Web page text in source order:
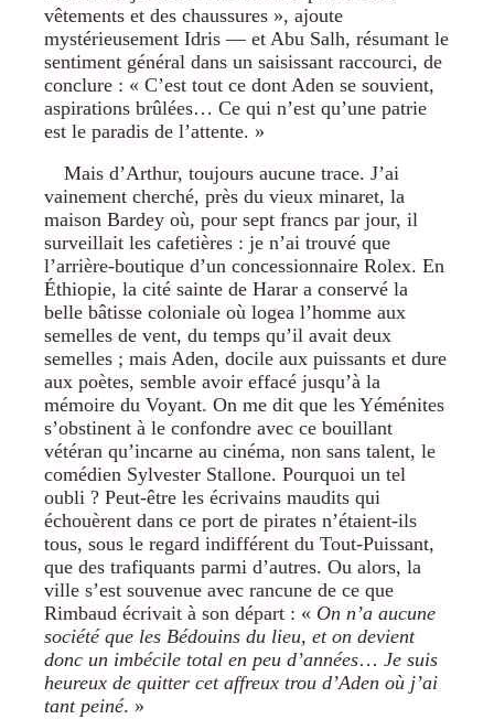
vêtements et des chaussures », ajoute
mystérieusement Idris — et Abu Salh, résumant le
sentiment général dans un saisissant raccourci, de
conclure : « C’est tout ce dont Aden se souvient,
aspirations brûlées… Ce qui n’est qu’une patrie
est le paradis de l’attente. »
Mais d’Arthur, toujours aucune trace. J’ai
vainement cherché, près du vieux minaret, la
maison Bardey où, pour sept francs par jour, il
surveillait les cafetières : je n’ai trouvé que
l’arrière-boutique d’un concessionnaire Rolex. En
Éthiopie, la cité sainte de Harar a conservé la
belle bâtisse coloniale où logea l’homme aux
semelles de vent, du temps qu’il avait deux
semelles ; mais Aden, docile aux puissants et dure
aux poètes, semble avoir effacé jusqu’à la
mémoire du Voyant. On me dit que les Yéménites
s’obstinent à le confondre avec ce bouillant
vétéran qu’incarne au cinéma, non sans talent, le
comédien Sylvester Stallone. Pourquoi un tel
oubli ? Peut-être les écrivains maudits qui
échouèrent dans ce port de pirates n’étaient-ils
tous, sous le regard indifférent du Tout-Puissant,
que des trafiquants parmi d’autres. Ou alors, la
ville s’est souvenue avec rancune de ce que
Rimbaud écrivait à son départ : « On n’a aucune
société que les Bédouins du lieu, et on devient
donc un imbécile total en peu d’années… Je suis
heureux de quitter cet affreux trou d’Aden où j’ai
tant peiné. »